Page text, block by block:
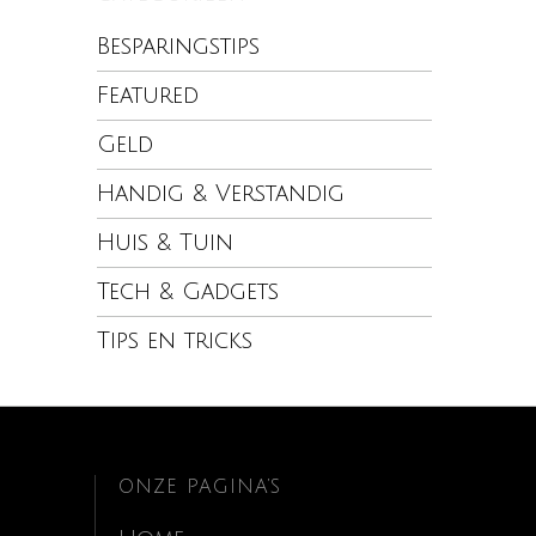
Besparingstips
Featured
Geld
Handig & Verstandig
Huis & Tuin
Tech & Gadgets
Tips en tricks
ONZE PAGINA’S